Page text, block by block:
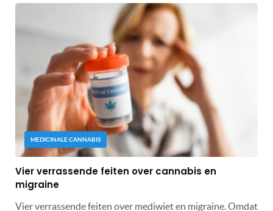
MEDICINALE CANNABIS
Vier verrassende feiten over cannabis en
migraine
Vier verrassende feiten over mediwiet en migraine. Omdat